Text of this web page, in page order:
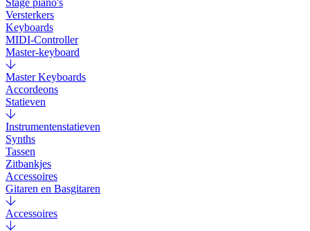
Stage piano's
Versterkers
Keyboards
MIDI-Controller
Master-keyboard
Master Keyboards
Accordeons
Statieven
Instrumentenstatieven
Synths
Tassen
Zitbankjes
Accessoires
Gitaren en Basgitaren
Accessoires